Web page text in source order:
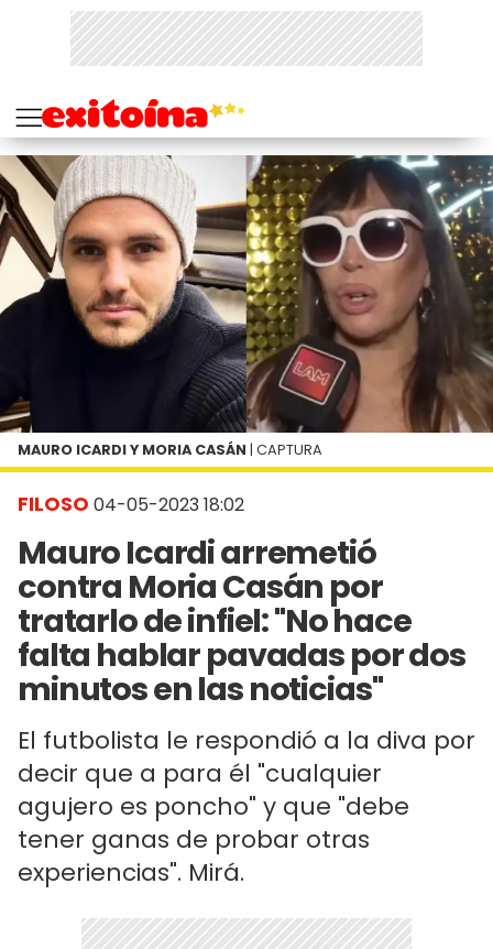
FILOSO 04-05-2023 18:02
Mauro Icardi arremetió
contra Moria Casán por
tratarlo de infiel: "No hace
falta hablar pavadas por dos
minutos en las noticias"
El futbolista le respondió a la diva por
decir que a para él "cualquier
agujero es poncho" y que "debe
tener ganas de probar otras
experiencias". Mirá.
MAURO ICARDI Y MORIA CASÁN | CAPTURA